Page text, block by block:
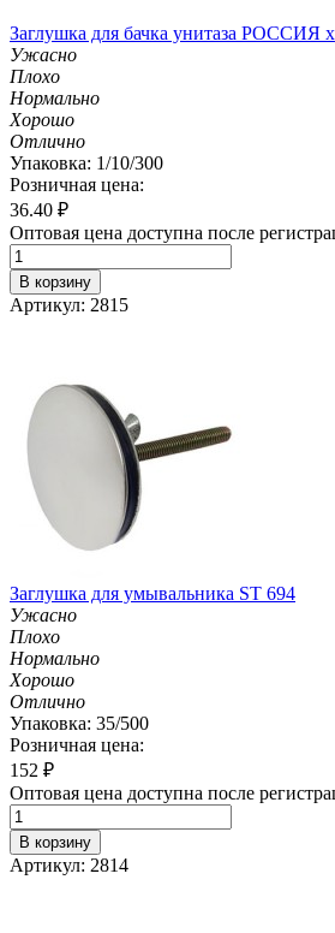
Заглушка для бачка унитаза РОССИЯ
Ужасно
Плохо
Нормально
Хорошо
Отлично
Упаковка: 1/10/300
Розничная цена:
36.40 ₽
Оптовая цена доступна после
В корзину
Артикул: 2815
Заглушка для умывальника ST 694
Ужасно
Плохо
Нормально
Хорошо
Отлично
Упаковка: 35/500
Розничная цена:
152 ₽
Оптовая цена доступна после
В корзину
Артикул: 2814